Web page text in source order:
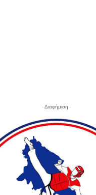
- Διαφήμιση -